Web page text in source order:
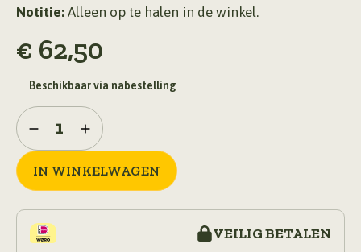
Notitie: Alleen op te halen in de winkel.
€ 62,50
Beschikbaar via nabestelling
Gamel
10L
aantal
IN WINKELWAGEN
VEILIG BETALEN